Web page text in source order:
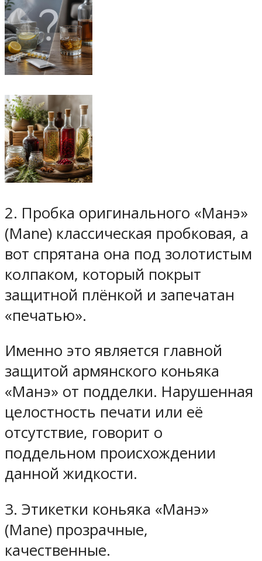
2. Пробка оригинального «Манэ»
(Mane) классическая пробковая, а
вот спрятана она под золотистым
колпаком, который покрыт
защитной плёнкой и запечатан
«печатью».
Именно это является главной
защитой армянского коньяка
«Манэ» от подделки. Нарушенная
целостность печати или её
отсутствие, говорит о
поддельном происхождении
данной жидкости.
3. Этикетки коньяка «Манэ»
(Mane) прозрачные,
качественные.